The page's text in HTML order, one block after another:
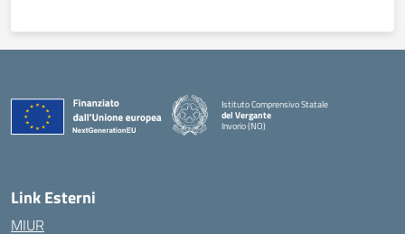
Istituto Comprensivo Statale
del Vergante
Invorio (NO)
Link Esterni
MIUR